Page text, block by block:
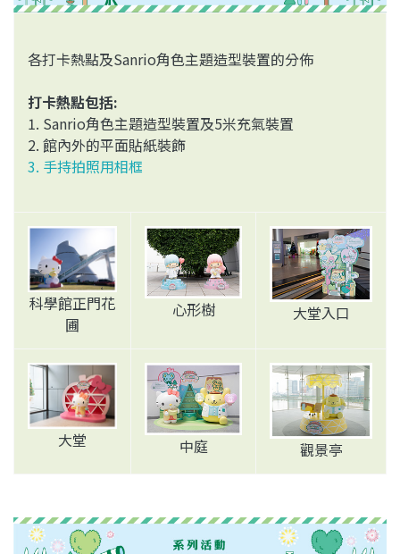
各打卡熱點及Sanrio角色主題造型裝置的分佈
打卡熱點包括:
1. Sanrio角色主題造型裝置及5米充氣裝置
2. 館內外的平面貼紙裝飾
3. 手持拍照用相框
科學館正門花
圃
心形樹 大堂入口
大堂 中庭 觀景亭